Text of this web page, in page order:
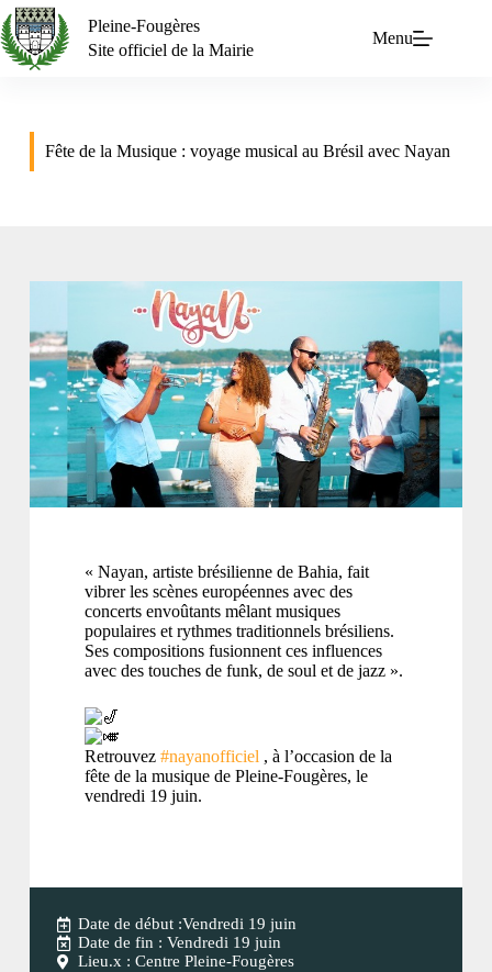
Pleine-Fougères
Site officiel de la Mairie
Menu
Fête de la Musique : voyage musical au Brésil avec Nayan
« Nayan, artiste brésilienne de Bahia, fait
vibrer les scènes européennes avec des
concerts envoûtants mêlant musiques
populaires et rythmes traditionnels brésiliens.
Ses compositions fusionnent ces influences
avec des touches de funk, de soul et de jazz ».
Retrouvez #nayanofficiel, à l’occasion de la
fête de la musique de Pleine-Fougères, le
vendredi 19 juin.
Date de début :Vendredi 19 juin
Date de fin : Vendredi 19 juin
Lieu.x : Centre Pleine-Fougères